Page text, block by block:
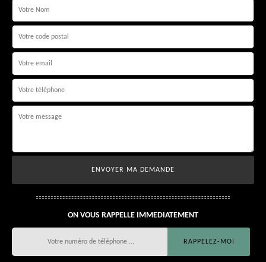
ON VOUS RAPPELLE IMMEDIATEMENT